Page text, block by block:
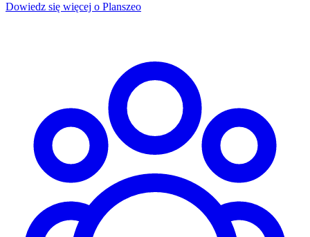
Dowiedz się więcej o Planszeo